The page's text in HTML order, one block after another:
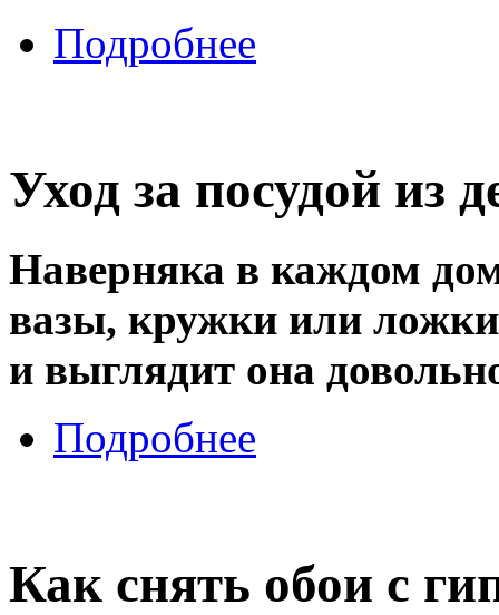
Подробнее
Уход за посудой из
Наверняка в каждом
вазы, кружки или
и выглядит она
Подробнее
Как снять обои с